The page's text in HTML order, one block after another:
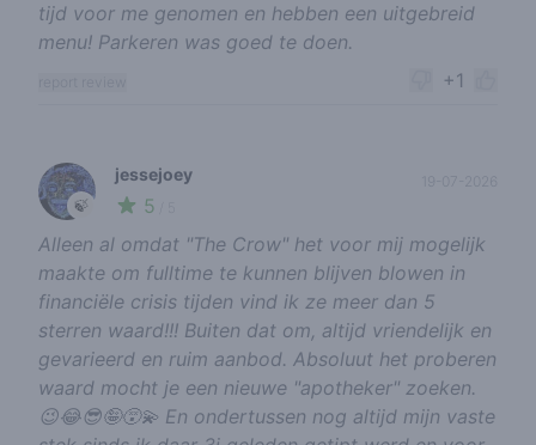
tijd voor me genomen en hebben een uitgebreid
menu! Parkeren was goed te doen.
+1
🍃
jessejoey
5
Alleen al omdat "The Crow" het voor mij mogelijk
maakte om fulltime te kunnen blijven blowen in
financiële crisis tijden vind ik ze meer dan 5
sterren waard!!! Buiten dat om, altijd vriendelijk en
gevarieerd en ruim aanbod. Absoluut het proberen
waard mocht je een nieuwe "apotheker" zoeken.
😉😂😎🤪😵‍💫 En ondertussen nog altijd mijn vaste